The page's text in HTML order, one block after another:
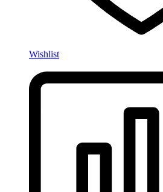
Wishlist